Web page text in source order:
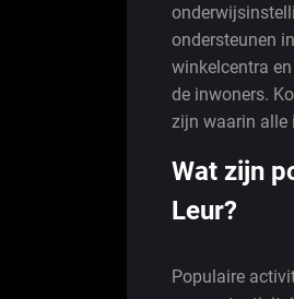
ondersteunen
winkelcentra
de inwoners.
zijn waarin alle
Wat zijn
Leur?
Populaire